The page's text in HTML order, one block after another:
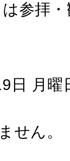
参拝
日 月曜
せん。